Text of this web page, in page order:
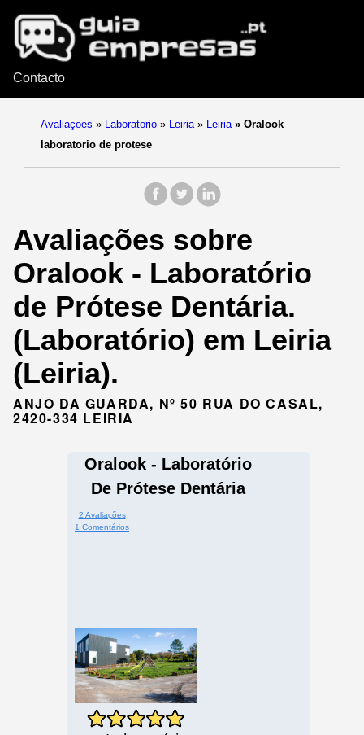
Contacto
Avaliaçoes » Laboratorio » Leiria » Leiria » Oralook
laboratorio de protese
Avaliações sobre
Oralook - Laboratório
de Prótese Dentária.
(Laboratório) em Leiria
(Leiria).
ANJO DA GUARDA, Nº 50 RUA DO CASAL,
2420-334 LEIRIA
Oralook - Laboratório
De Prótese Dentária
2 Avaliações
1 Comentários